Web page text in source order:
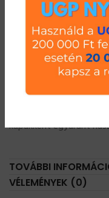
UGP S1
segédlet
Műanyag kupak
kupakot helyezze az
kupakként egyaránt
TOVÁBBI
VÉLEMÉNYEK (0)